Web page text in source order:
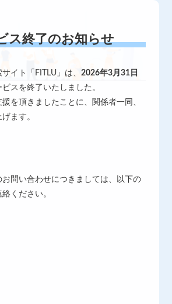
ス終了のお知らせ
イト「FITLU」は、 2026年3月31日
スを終了いたしました。
を頂きましたことに、関係者一同、
ます。
問い合わせにつきましては、以下の
ください。